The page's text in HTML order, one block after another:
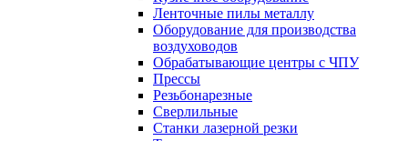
Ленточные пилы металлу
Оборудование для производства
воздуховодов
Обрабатывающие центры с ЧПУ
Прессы
Резьбонарезные
Сверлильные
Станки лазерной резки